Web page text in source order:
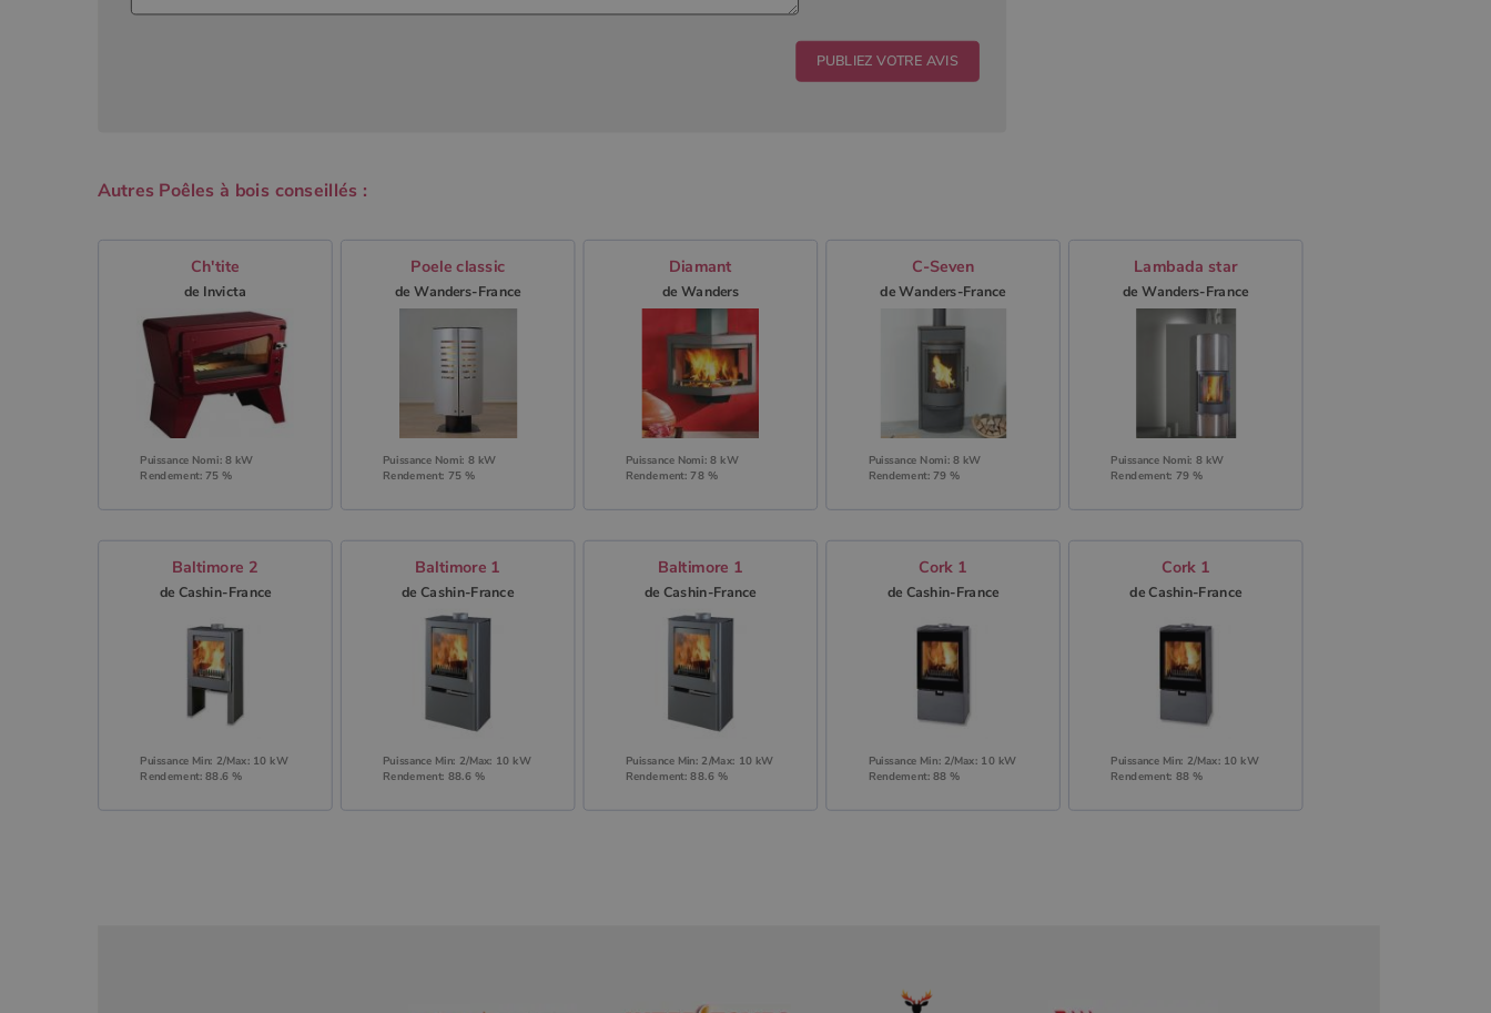
Autres Poêles à bois conseillés :
Ch'tite
de Invicta
Puissance Nomi: 8 kW
Rendement: 75 %
Poele classic
de Wanders-France
Puissance Nomi: 8 kW
Rendement: 75 %
Diamant
de Wanders
Puissance Nomi: 8 kW
Rendement: 78 %
C-Seven
de Wanders-France
Puissance Nomi: 8 kW
Rendement: 79 %
Lambada star
de Wanders-France
Puissance Nomi: 8 kW
Rendement: 79 %
Baltimore 2
de Cashin-France
Puissance Min: 2/Max: 10 kW
Rendement: 88.6 %
Baltimore 1
de Cashin-France
Puissance Min: 2/Max: 10 kW
Rendement: 88.6 %
Baltimore 1
de Cashin-France
Puissance Min: 2/Max: 10 kW
Rendement: 88.6 %
Cork 1
de Cashin-France
Puissance Min: 2/Max: 10 kW
Rendement: 88 %
Cork 1
de Cashin-France
Puissance Min: 2/Max: 10 kW
Rendement: 88 %